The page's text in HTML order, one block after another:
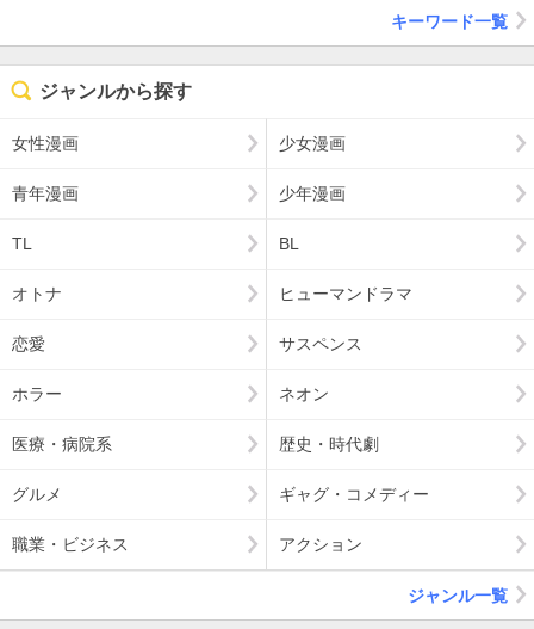
キーワード一覧
ジャンルから探す
女性漫画 少女漫画
青年漫画 少年漫画
TL BL
オトナ ヒューマンドラマ
恋愛 サスペンス
ホラー ネオン
医療・病院系 歴史・時代劇
グルメ ギャグ・コメディー
職業・ビジネス アクション
ジャンル一覧